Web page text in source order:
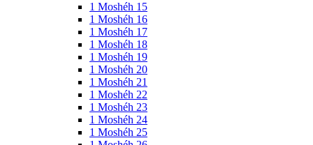
1 Moshéh 15
1 Moshéh 16
1 Moshéh 17
1 Moshéh 18
1 Moshéh 19
1 Moshéh 20
1 Moshéh 21
1 Moshéh 22
1 Moshéh 23
1 Moshéh 24
1 Moshéh 25